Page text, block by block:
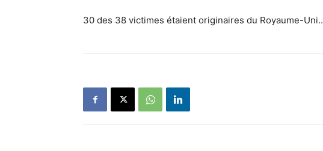
30 des 38 victimes étaient originaires du Royaume-Uni..